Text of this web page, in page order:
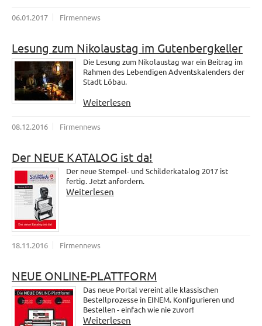
06.01.2017 Firmennews
Lesung zum Nikolaustag im Gutenbergkeller
Die Lesung zum Nikolaustag war ein Beitrag im
Rahmen des Lebendigen Adventskalenders der
Stadt Löbau.
Weiterlesen
08.12.2016 Firmennews
Der NEUE KATALOG ist da!
Der neue Stempel- und Schilderkatalog 2017 ist
fertig. Jetzt anfordern.
Weiterlesen
18.11.2016 Firmennews
NEUE ONLINE-PLATTFORM
Das neue Portal vereint alle klassischen
Bestellprozesse in EINEM. Konfigurieren und
Bestellen - einfach wie nie zuvor!
Weiterlesen